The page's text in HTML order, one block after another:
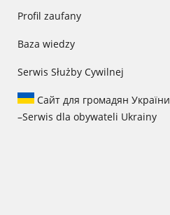
Profil zaufany
Baza wiedzy
Serwis Służby Cywilnej
Сайт для громадян України
–Serwis dla obywateli Ukrainy